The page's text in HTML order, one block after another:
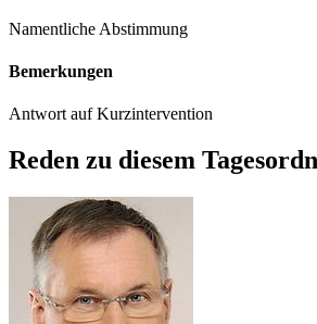
Namentliche Abstimmung
Bemerkungen
Antwort auf Kurzintervention
Reden zu diesem